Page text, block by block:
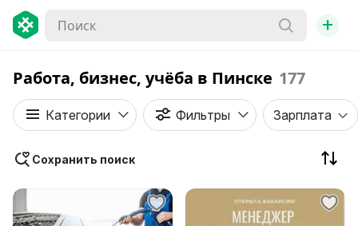
+
Работа, бизнес, учёба в Пинске 177
Категории Фильтры Зарплата
Сохранить поиск